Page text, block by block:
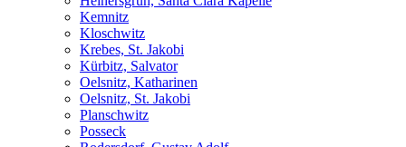
Kemnitz
Kloschwitz
Krebes, St. Jakobi
Kürbitz, Salvator
Oelsnitz, Katharinen
Oelsnitz, St. Jakobi
Planschwitz
Posseck